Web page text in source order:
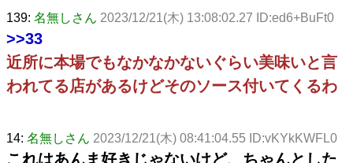
139: 名無しさん 2023/12/21(木) 13:08:02.27 ID:ed6+BuFt0
>>33
近所に本場でもなかなかないぐらい美味いと言
われてる店があるけどそのソース付いてくるわ
14: 名無しさん 2023/12/21(木) 08:41:04.55 ID:vKYkKWFL0
これはあんま好きじゃないけど、ちゃんとした